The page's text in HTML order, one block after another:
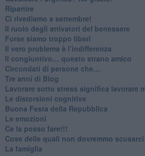
Ripartire
​Ci rivediamo a settembre!
​Il ruolo degli attivatori del benessere
​Forse siamo troppo liberi
​Il vero problema è l’indifferenza
​Il congiuntivo… questo strano amico
​Circondati di persone che…
​Tre anni di Blog
​Lavorare sotto stress significa lavorare
​Le distorsioni cognitive
​Buona Festa della Repubblica
Le emozioni
​Ce la posso fare!!!
​Cose delle quali non dovremmo scusarci
​La famiglia